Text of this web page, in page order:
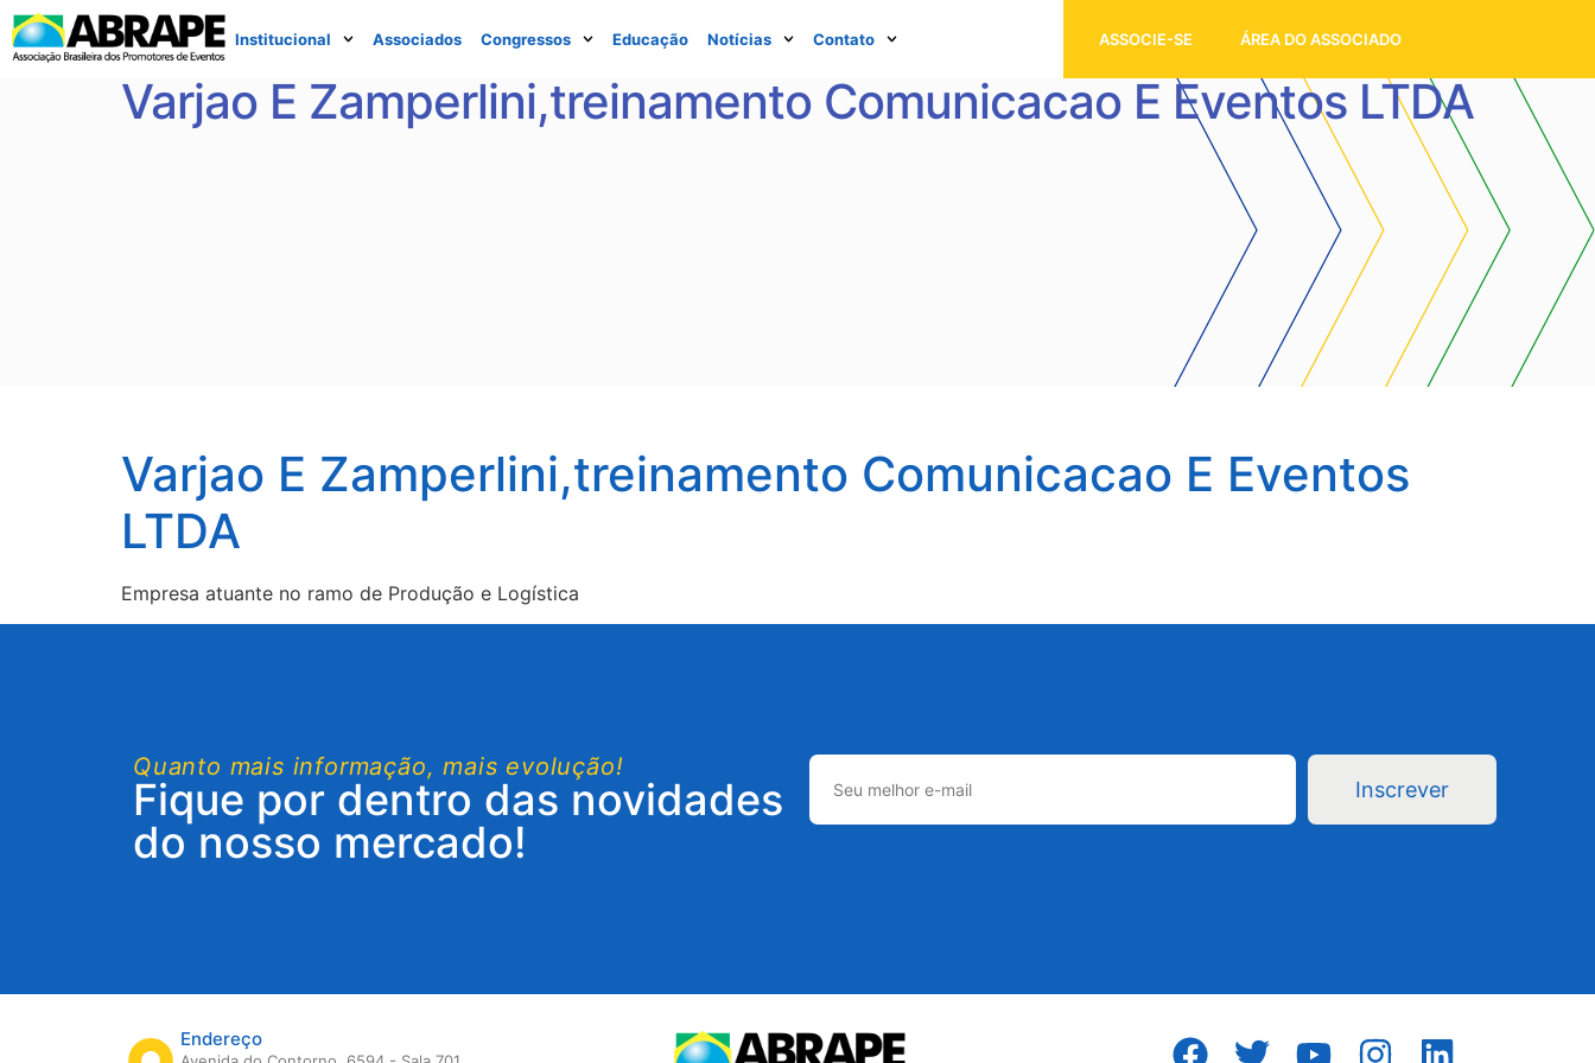
Institucional Associados Congressos Educação Notícias Contato ASSOCIE-SE ÁREA DO ASSOCIADO
Varjao E Zamperlini,treinamento Comunicacao E Eventos LTDA
Varjao E Zamperlini,treinamento Comunicacao E Eventos
LTDA
Empresa atuante no ramo de Produção e Logística
Quanto mais informação, mais evolução!
Fique por dentro das novidades
do nosso mercado!
Inscrever
Endereço